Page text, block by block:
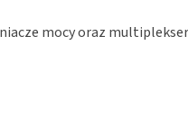
mocy oraz